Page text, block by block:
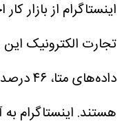
اینستاگرام از بازار
تجارت الکترونیک
هستند. اینستاگرام